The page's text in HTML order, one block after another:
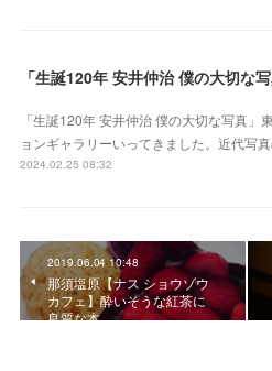
「生誕120年 安井仲治 僕の大切な写真」
ョンギャラリーいってきました。近代写
2024.02.25 08:32
2019.06.04 10:48
那須塩原【ナス ショウゾウ
カフェ】酔いそうな紅茶に
良質な本